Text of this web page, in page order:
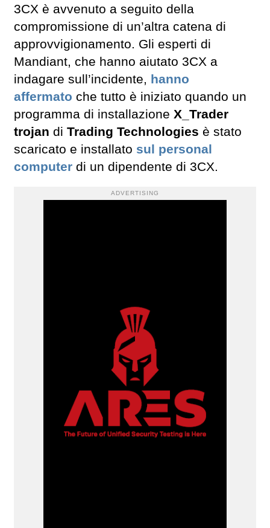
3CX è avvenuto a seguito della
compromissione di un’altra catena di
approvvigionamento. Gli esperti di
Mandiant, che hanno aiutato 3CX a
indagare sull’incidente, hanno
affermato che tutto è iniziato quando un
programma di installazione X_Trader
trojan di Trading Technologies è stato
scaricato e installato sul personal
computer di un dipendente di 3CX.
ADVERTISING